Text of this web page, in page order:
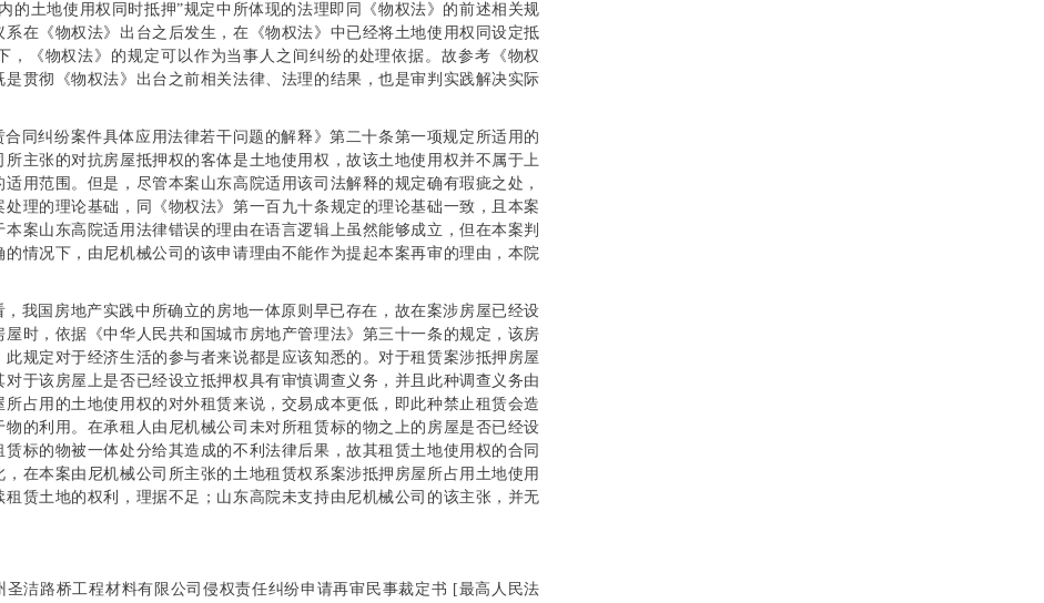
的土地使用权同时抵押”规定中所体现的法理即同《物权法》的前述相关规
在《物权法》出台之后发生，在《物权法》中已经将土地使用权同设定抵
，《物权法》的规定可以作为当事人之间纠纷的处理依据。故参考《物权
贯彻《物权法》出台之前相关法律、法理的结果，也是审判实践解决实际
合同纠纷案件具体应用法律若干问题的解释》第二十条第一项规定所适用的
主张的对抗房屋抵押权的客体是土地使用权，故该土地使用权并不属于上
用范围。但是，尽管本案山东高院适用该司法解释的规定确有瑕疵之处，
理的理论基础，同《物权法》第一百九十条规定的理论基础一致，且本案
案山东高院适用法律错误的理由在语言逻辑上虽然能够成立，但在本案判
情况下，由尼机械公司的该申请理由不能作为提起本案再审的理由，本院
我国房地产实践中所确立的房地一体原则早已存在，故在案涉房屋已经设
时，依据《中华人民共和国城市房地产管理法》第三十一条的规定，该房
规定对于经济生活的参与者来说都是应该知悉的。对于租赁案涉抵押房屋
于该房屋上是否已经设立抵押权具有审慎调查义务，并且此种调查义务由
占用的土地使用权的对外租赁来说，交易成本更低，即此种禁止租赁会造
的利用。在承租人由尼机械公司未对所租赁标的物之上的房屋是否已经设
标的物被一体处分给其造成的不利法律后果，故其租赁土地使用权的合同
在本案由尼机械公司所主张的土地租赁权系案涉抵押房屋所占用土地使用
赁土地的权利，理据不足；山东高院未支持由尼机械公司的该主张，并无
洁路桥工程材料有限公司侵权责任纠纷申请再审民事裁定书 [最高人民法